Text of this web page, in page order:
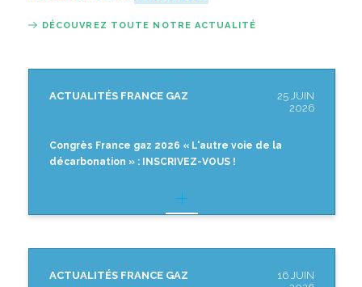
DÉCOUVREZ TOUTE NOTRE ACTUALITÉ
ACTUALITÉS FRANCE GAZ
25 JUIN
2026
Congrès France gaz 2026 « L'autre voie de la
décarbonation » : INSCRIVEZ-VOUS !
ACTUALITÉS FRANCE GAZ
16 JUIN